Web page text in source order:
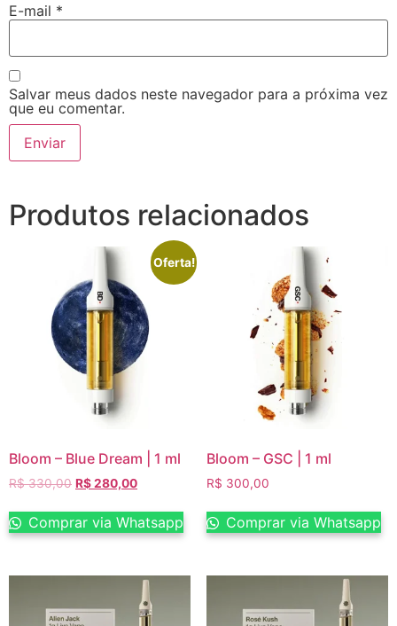
E-mail *
Salvar meus dados neste navegador para a próxima vez
que eu comentar.
Produtos relacionados
Oferta!
Bloom – Blue Dream | 1 ml
R$330,00 R$280,00
Comprar via Whatsapp
Bloom – GSC | 1 ml
R$ 300,00
Comprar via Whatsapp